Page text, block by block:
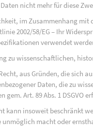
nicht mehr für diese
im Zusammenhang
2002/58/EG – Ihr
verwendet
zu wissenschaftlichen,
aus Gründen, die sich
Daten, die zu
gem. Art. 89 Abs. 1 DSGVO
kann insoweit beschränkt
unmöglich macht oder